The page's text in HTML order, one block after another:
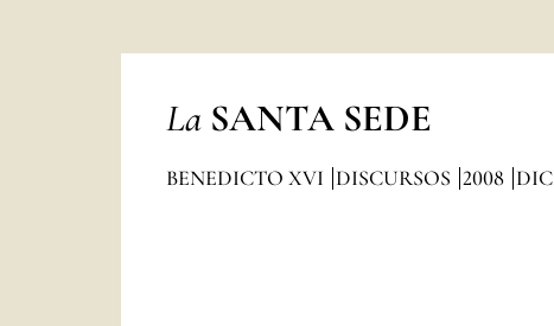
La SANTA SEDE
BENEDICTO XVI DISCURSOS 2008